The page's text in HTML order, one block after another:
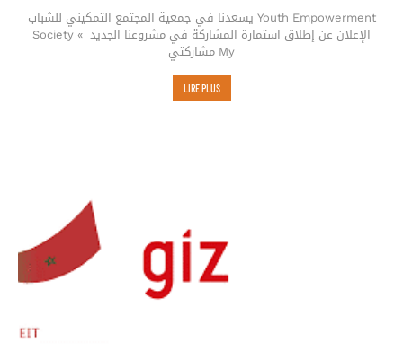
يسعدنا في جمعية المجتمع التمكيني للشباب Youth Empowerment
Society الإعلان عن إطلاق استمارة المشاركة في مشروعنا الجديد »
مشاركتي My
LIRE PLUS